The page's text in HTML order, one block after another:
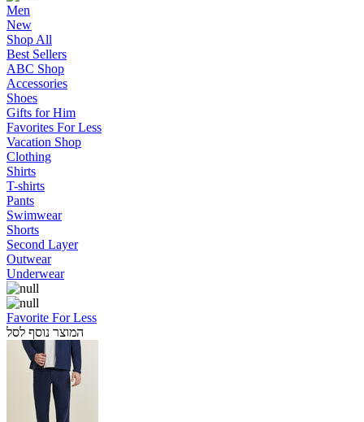
Men
New
Shop All
Best Sellers
ABC Shop
Accessories
Shoes
Gifts for Him
Favorites For Less
Vacation Shop
Clothing
Shirts
T-shirts
Pants
Swimwear
Shorts
Second Layer
Outwear
Underwear
Favorite For Less
המוצר נוסף לסל